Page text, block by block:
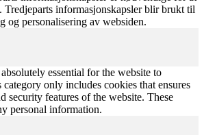
Tredjeparts informasjonskapsler blir brukt til
og personalisering av websiden.
essential for the website to
only includes cookies that ensures
security features of the website. These
personal information.